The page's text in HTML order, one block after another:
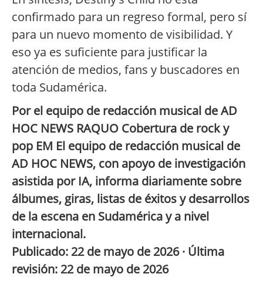
confirmado para un regreso formal, pero sí
para un nuevo momento de visibilidad. Y
eso ya es suficiente para justificar la
atención de medios, fans y buscadores en
toda Sudamérica.
Por el equipo de redacción musical de AD
HOC NEWS RAQUO Cobertura de rock y
pop EM El equipo de redacción musical de
AD HOC NEWS, con apoyo de investigación
asistida por IA, informa diariamente sobre
álbumes, giras, listas de éxitos y desarrollos
de la escena en Sudamérica y a nivel
internacional.
Publicado: 22 de mayo de 2026 · Última
revisión: 22 de mayo de 2026